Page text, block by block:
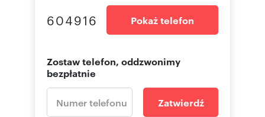
604916 Pokaż telefon
Zostaw telefon, oddzwonimy
bezpłatnie
Zatwierdź